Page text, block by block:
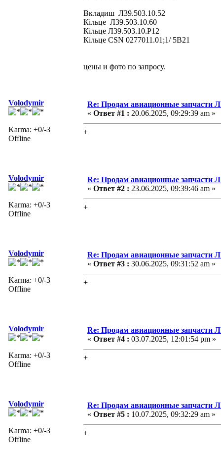
Вкладиш Л39.503.10.52
Кільце Л39.503.10.60
Кільце Л39.503.10.Р12
Кільце CSN 0277011.01;1/ 5В21
цены и фото по запросу.
Volodymir
Karma: +0/-3
Offline
Re: Продам авиационные запчасти
« Ответ #1 : 20.06.2025, 09:29:39 am »
+
Volodymir
Karma: +0/-3
Offline
Re: Продам авиационные запчасти
« Ответ #2 : 23.06.2025, 09:39:46 am »
+
Volodymir
Karma: +0/-3
Offline
Re: Продам авиационные запчасти
« Ответ #3 : 30.06.2025, 09:31:52 am »
+
Volodymir
Karma: +0/-3
Offline
Re: Продам авиационные запчасти
« Ответ #4 : 03.07.2025, 12:01:54 pm »
+
Volodymir
Karma: +0/-3
Offline
Re: Продам авиационные запчасти
« Ответ #5 : 10.07.2025, 09:32:29 am »
+